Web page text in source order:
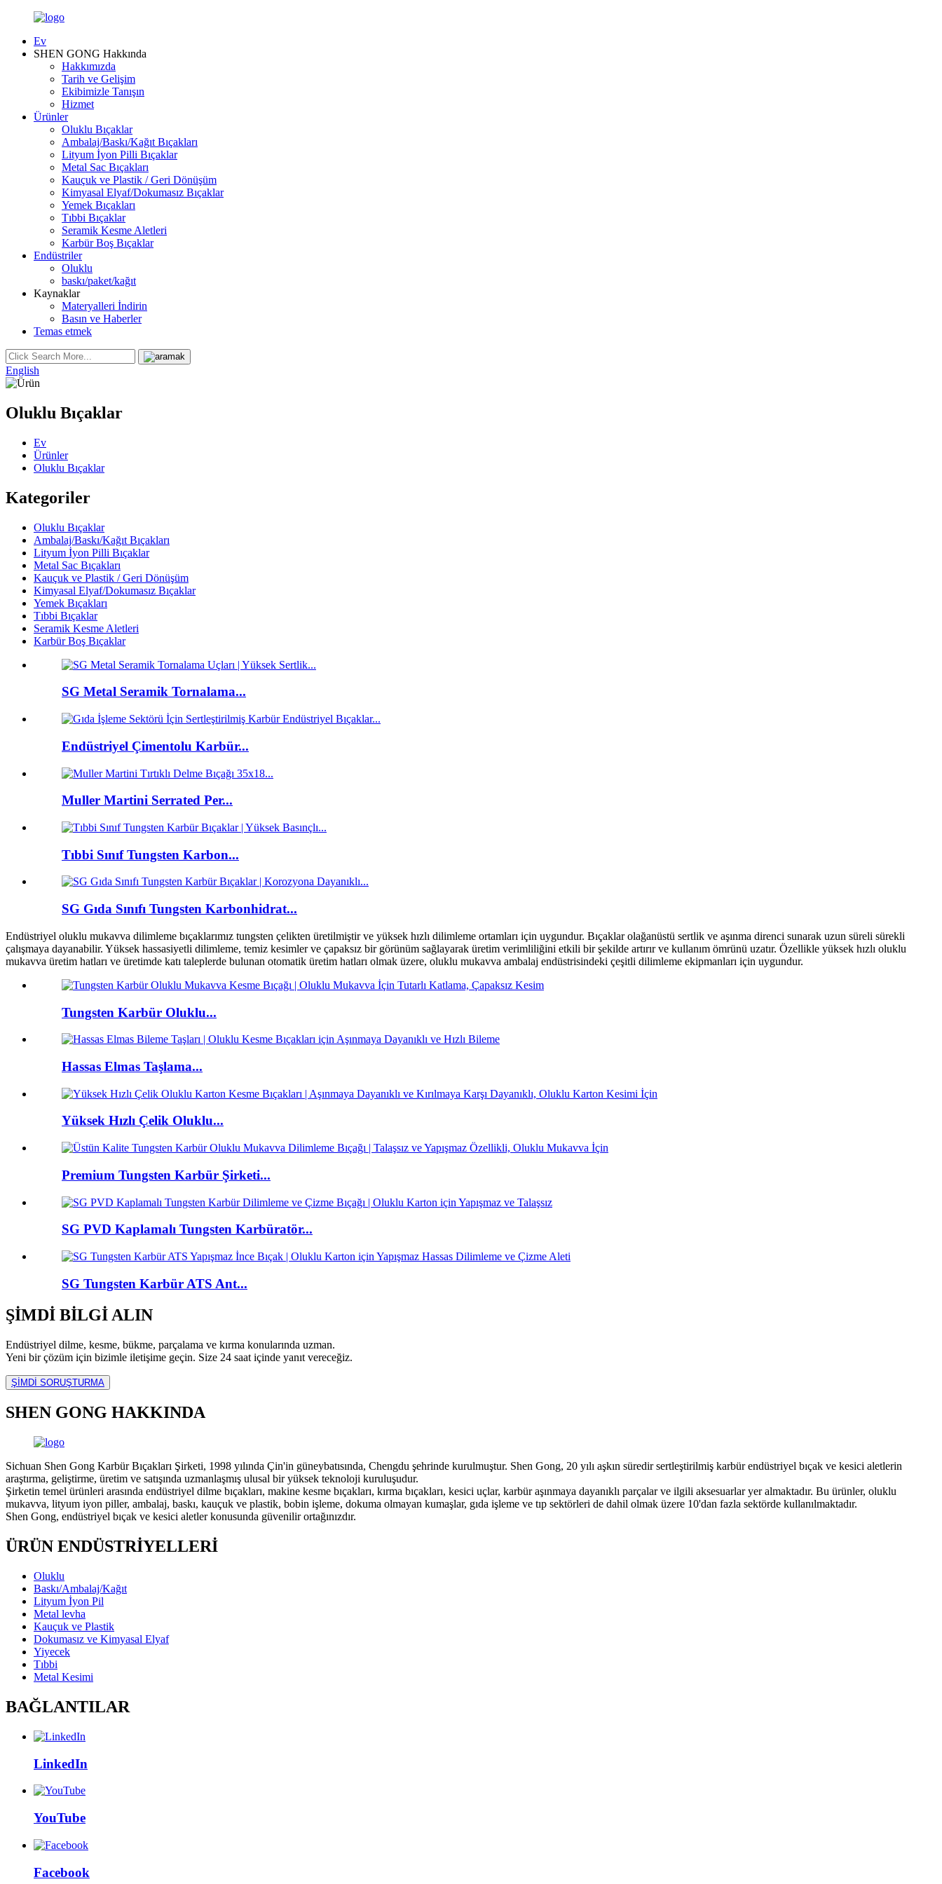
Ev
SHEN GONG Hakkında
Hakkımızda
Tarih ve Gelişim
Ekibimizle Tanışın
Hizmet
Ürünler
Oluklu Bıçaklar
Ambalaj/Baskı/Kağıt Bıçakları
Lityum İyon Pilli Bıçaklar
Metal Sac Bıçakları
Kauçuk ve Plastik / Geri Dönüşüm
Kimyasal Elyaf/Dokumasız Bıçaklar
Yemek Bıçakları
Tıbbi Bıçaklar
Seramik Kesme Aletleri
Karbür Boş Bıçaklar
Endüstriler
Oluklu
baskı/paket/kağıt
Kaynaklar
Materyalleri İndirin
Basın ve Haberler
Temas etmek
English
Oluklu Bıçaklar
Ev
Ürünler
Oluklu Bıçaklar
Kategoriler
Oluklu Bıçaklar
Ambalaj/Baskı/Kağıt Bıçakları
Lityum İyon Pilli Bıçaklar
Metal Sac Bıçakları
Kauçuk ve Plastik / Geri Dönüşüm
Kimyasal Elyaf/Dokumasız Bıçaklar
Yemek Bıçakları
Tıbbi Bıçaklar
Seramik Kesme Aletleri
Karbür Boş Bıçaklar
SG Metal Seramik Tornalama...
Endüstriyel Çimentolu Karbür...
Muller Martini Serrated Per...
Tıbbi Sınıf Tungsten Karbon...
SG Gıda Sınıfı Tungsten Karbonhidrat...
Endüstriyel oluklu mukavva dilimleme bıçaklarımız tungsten çelikten üretilmiştir ve yüksek hızlı dilimleme ortamları için uygundur. Bıçaklar olağanüstü sertlik ve aşınma direnci sunarak uzun süreli sürekli
çalışmaya dayanabilir. Yüksek hassasiyetli dilimleme, temiz kesimler ve çapaksız bir görünüm sağlayarak üretim verimliliğini etkili bir şekilde artırır ve kullanım ömrünü uzatır. Özellikle yüksek hızlı oluklu
mukavva üretim hatları ve üretimde katı taleplerde bulunan otomatik üretim hatları olmak üzere, oluklu mukavva ambalaj endüstrisindeki çeşitli dilimleme ekipmanları için uygundur.
Tungsten Karbür Oluklu...
Hassas Elmas Taşlama...
Yüksek Hızlı Çelik Oluklu...
Premium Tungsten Karbür Şirketi...
SG PVD Kaplamalı Tungsten Karbüratör...
SG Tungsten Karbür ATS Ant...
ŞİMDİ BİLGİ ALIN
Endüstriyel dilme, kesme, bükme, parçalama ve kırma konularında uzman.
Yeni bir çözüm için bizimle iletişime geçin. Size 24 saat içinde yanıt vereceğiz.
ŞİMDİ SORUŞTURMA
SHEN GONG HAKKINDA
Sichuan Shen Gong Karbür Bıçakları Şirketi, 1998 yılında Çin'in güneybatısında, Chengdu şehrinde kurulmuştur. Shen Gong, 20 yılı aşkın süredir sertleştirilmiş karbür endüstriyel bıçak ve kesici aletlerin
araştırma, geliştirme, üretim ve satışında uzmanlaşmış ulusal bir yüksek teknoloji kuruluşudur.
Şirketin temel ürünleri arasında endüstriyel dilme bıçakları, makine kesme bıçakları, kırma bıçakları, kesici uçlar, karbür aşınmaya dayanıklı parçalar ve ilgili aksesuarlar yer almaktadır. Bu ürünler, oluklu
mukavva, lityum iyon piller, ambalaj, baskı, kauçuk ve plastik, bobin işleme, dokuma olmayan kumaşlar, gıda işleme ve tıp sektörleri de dahil olmak üzere 10'dan fazla sektörde kullanılmaktadır.
Shen Gong, endüstriyel bıçak ve kesici aletler konusunda güvenilir ortağınızdır.
ÜRÜN ENDÜSTRİYELLERİ
Oluklu
Baskı/Ambalaj/Kağıt
Lityum İyon Pil
Metal levha
Kauçuk ve Plastik
Dokumasız ve Kimyasal Elyaf
Yiyecek
Tıbbi
Metal Kesimi
BAĞLANTILAR
LinkedIn
YouTube
Facebook